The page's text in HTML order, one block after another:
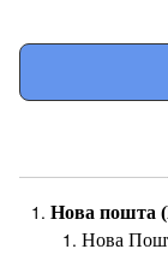
Нова
Нова